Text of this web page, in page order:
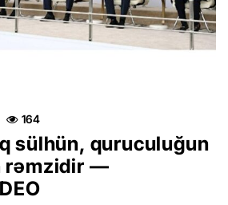
164
sülhün, quruculuğun
rəmzidir —